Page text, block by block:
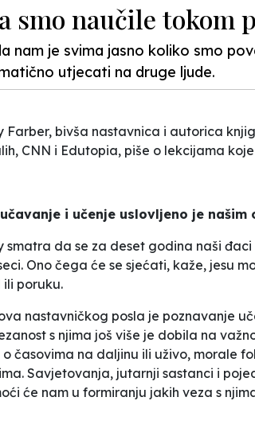
smo naučile tokom
nam je svima jasno koliko smo
utjecati na druge ljude.
Farber, bivša nastavnica i autorica
CNN i Edutopia, piše o lekcijama
i učenje uslovljeno je
smatra da se za deset godina naši
Ono čega će se sjećati, kaže, jesu
ili poruku.
nastavničkog posla je poznavanje
s njima još više je dobila na
časovima na daljinu ili uživo, morale
Savjetovanja, jutarnji sastanci i
će nam u formiranju jakih veza s